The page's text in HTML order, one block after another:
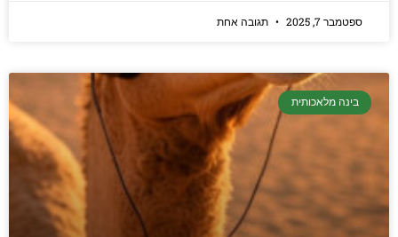
ספטמבר 7, 2025 תגובה אחת
בינה מלאכותית